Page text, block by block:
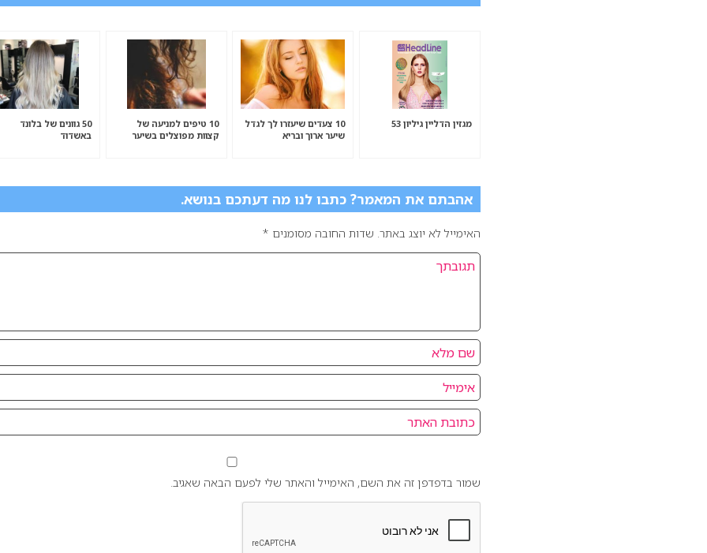
מגזין הדליין גיליון 53
10 צעדים שיעזרו לך לגדל
שיער ארוך ובריא
10 טיפים למניעה של
קצוות מפוצלים בשיער
50 גוונים של בלונד
באשדוד
אהבתם את המאמר? כתבו לנו מה דעתכם בנושא.
האימייל לא יוצג באתר. שדות החובה מסומנים *
שמור בדפדפן זה את השם, האימייל והאתר שלי לפעם הבאה שאגיב.